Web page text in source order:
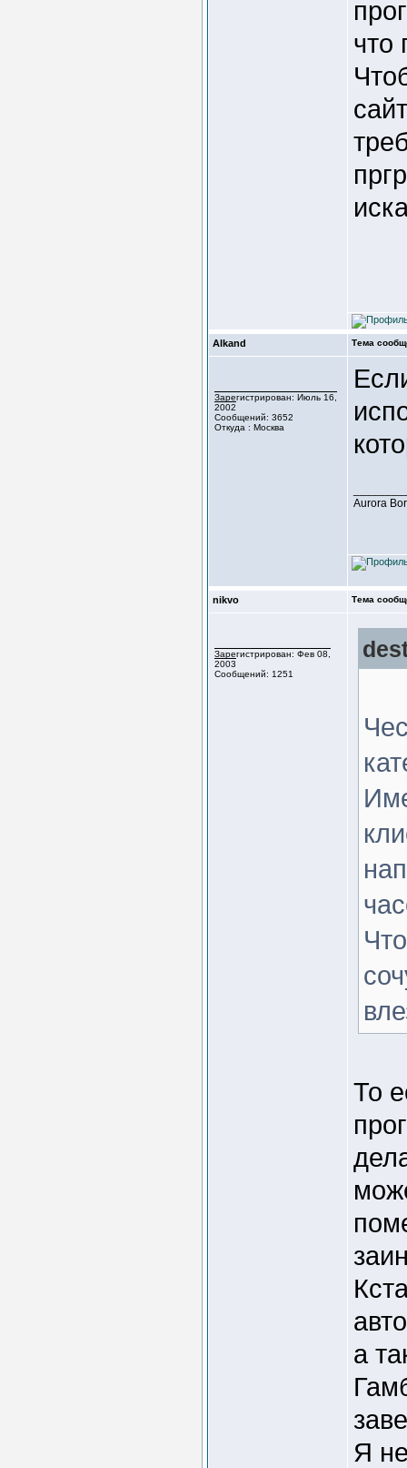
что
Alkand Тема
Зарегистрирован: Июль 16,
2002
Сообщений: 3652
Откуда : Москва
Aurora
nikvo Тема
Зарегистрирован: Фев 08,
2003
Сообщений: 1251
То
а
Я